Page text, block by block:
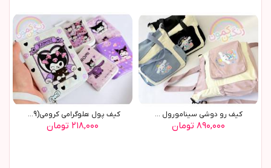
کیف رو دوشی سینامورول ...
۸۹۰,۰۰۰ تومان
کيف پول هلوگرامي کرومي(9559)
۲۱۸,۰۰۰ تومان